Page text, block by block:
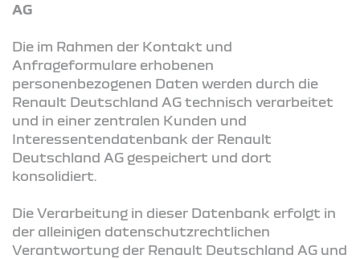
AG
Die im Rahmen der Kontakt und
Anfrageformulare erhobenen
personenbezogenen Daten werden durch die
Renault Deutschland AG technisch verarbeitet
und in einer zentralen Kunden und
Interessentendatenbank der Renault
Deutschland AG gespeichert und dort
konsolidiert.
Die Verarbeitung in dieser Datenbank erfolgt in
der alleinigen datenschutzrechtlichen
Verantwortung der Renault Deutschland AG und